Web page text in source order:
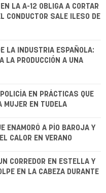
LA A-12 OBLIGA A CORTAR
CONDUCTOR SALE ILESO DE
LA INDUSTRIA ESPAÑOLA:
LA PRODUCCIÓN A UNA
EN PRÁCTICAS QUE
MUJER EN TUDELA
ENAMORÓ A PÍO BAROJA Y
CALOR EN VERANO
CORREDOR EN ESTELLA Y
EN LA CABEZA DURANTE